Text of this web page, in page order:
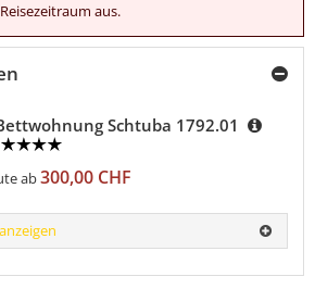
aus.
Schtuba 1792.01
ab300,00 CHF